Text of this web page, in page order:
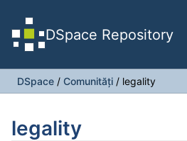
DSpace Repository
DSpace / Comunități / legality
legality